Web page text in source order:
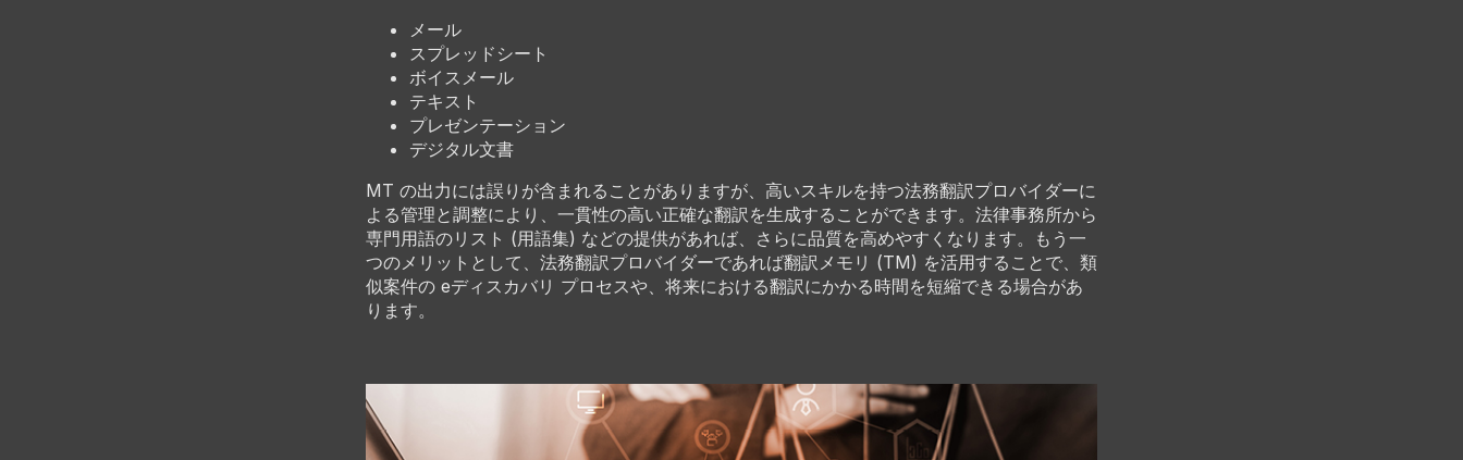
メール
スプレッドシート
ボイスメール
テキスト
プレゼンテーション
デジタル文書
MT の出力には誤りが含まれることがありますが、高いスキルを持つ法務翻訳プロバイダーに
よる管理と調整により、一貫性の高い正確な翻訳を生成することができます。法律事務所から
専門用語のリスト (用語集) などの提供があれば、さらに品質を高めやすくなります。もう一
つのメリットとして、法務翻訳プロバイダーであれば翻訳メモリ (TM) を活用することで、類
似案件の eディスカバリ プロセスや、将来における翻訳にかかる時間を短縮できる場合があ
ります。